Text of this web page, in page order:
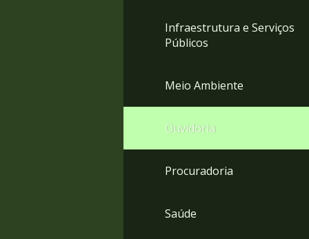
Infraestrutura e Serviços
Públicos
Meio Ambiente
Ouvidoria
Procuradoria
Saúde